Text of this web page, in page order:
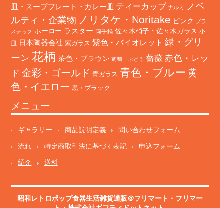
皿・スーププレート・カレー皿 ティーカップ ナルミ
ノベ
ルティ・企業物 ノリタケ・Noritake ピンク プラ
スチック ホーロー ラスター 両手鍋 佐々木硝子・佐々木ガラス 小
皿
日本陶器会社 紫ガラス 紫色・バイオレット 緑・グリ
ーン 花柄 茶色・ブラウン 葡萄・ぶどう 薔薇 赤色・レッ
ド 金彩・ゴールド 青ガラス 青色・ブルー 黄
色・イエロー 黒・ブラック
メニュー
ギャラリー 商品説明定義 問い合わせフォーム
流れ 特定商取引法に基づく表記 申込フォーム
紹介 送料
昭和レトロポップ食器生活雑貨通販＠フリマート ・ フリマー